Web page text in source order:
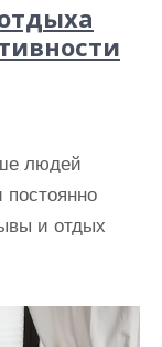
людей
и отдых